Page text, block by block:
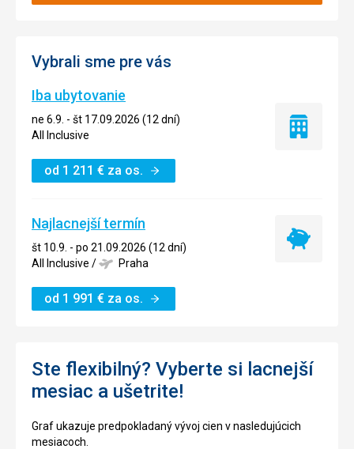
Vybrali sme pre vás
Iba ubytovanie
ne 6.9. - št 17.09.2026 (12 dní)
All Inclusive
od 1 211 € za os.
Iba
Najlacnejší termín
št 10.9. - po 21.09.2026 (12 dní)
All Inclusive / Praha
od 1 991 € za os.
Najlacnejší
Ste flexibilný? Vyberte si lacnejší
mesiac a ušetrite!
Graf ukazuje predpokladaný vývoj cien v nasledujúcich
mesiacoch.